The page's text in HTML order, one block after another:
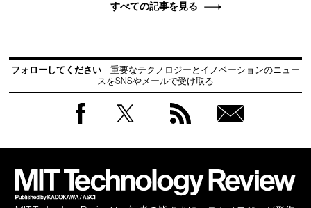
すべての記事を見る
フォローしてください
重要なテクノロジーとイノベーションのニュー
スをSNSやメールで受け取る